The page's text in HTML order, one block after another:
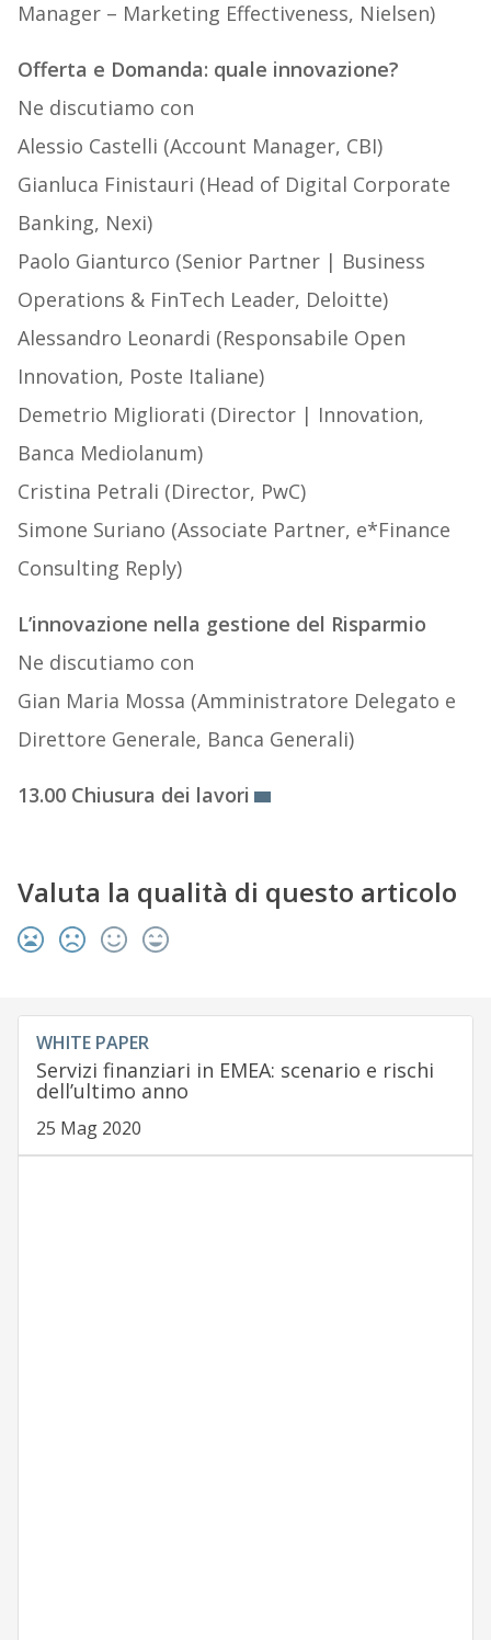
Manager – Marketing Effectiveness, Nielsen)
Offerta e Domanda: quale innovazione?
Ne discutiamo con
Alessio Castelli (Account Manager, CBI)
Gianluca Finistauri (Head of Digital Corporate
Banking, Nexi)
Paolo Gianturco (Senior Partner | Business
Operations & FinTech Leader, Deloitte)
Alessandro Leonardi (Responsabile Open
Innovation, Poste Italiane)
Demetrio Migliorati (Director | Innovation,
Banca Mediolanum)
Cristina Petrali (Director, PwC)
Simone Suriano (Associate Partner, e*Finance
Consulting Reply)
L’innovazione nella gestione del Risparmio
Ne discutiamo con
Gian Maria Mossa (Amministratore Delegato e
Direttore Generale, Banca Generali)
13.00 Chiusura dei lavori
Valuta la qualità di questo articolo
WHITE PAPER
Servizi finanziari in EMEA: scenario e rischi
dell’ultimo anno
25 Mag 2020